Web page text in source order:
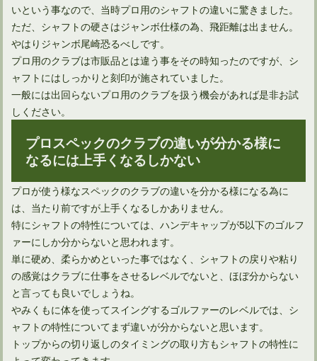
いという事なので、当時プロ用のシャフトの違いに驚きました。
ただ、シャフトの硬さはジャンボ仕様の為、飛距離は出ません。
やはりジャンボ尾崎恐るべしです。
プロ用のクラブは市販品とは違う事をその時知ったのですが、シ
ャフトにはしっかりと刻印が施されていました。
一般には出回らないプロ用のクラブを扱う機会があれば是非お試
しください。
プロスペックのクラブの違いが分かる様に
なるには上手くなるしかない
プロが使う様なスペックのクラブの違いを分かる様になる為に
は、当たり前ですが上手くなるしかありません。
特にシャフトの特性については、ハンデキャップが5以下のゴルフ
ァーにしか分からないと思われます。
単に硬め、柔らかめといった事ではなく、シャフトの戻りや粘り
の感覚はクラブに仕事をさせるレベルでないと、ほぼ分からない
と言っても良いでしょうね。
やみくもに体を使ってスイングするゴルファーのレベルでは、シ
ャフトの特性についてまず違いが分からないと思います。
トップからの切り返しのタイミングの取り方もシャフトの特性に